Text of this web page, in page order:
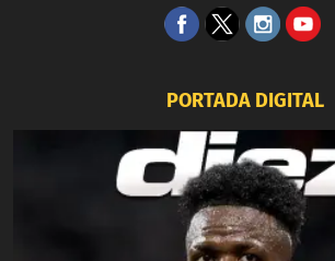
PORTADA DIGITAL